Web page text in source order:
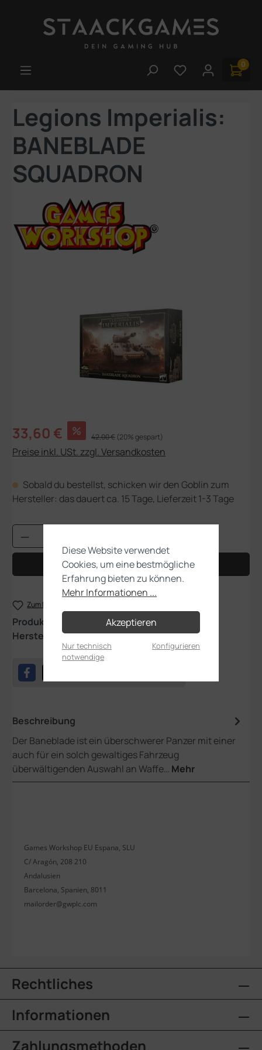
Du hast 0 0
Legions Imperialis:
BANEBLADE
SQUADRON
Verkaufspreis:
33,60 € % Regulärer Preis:
42,00 € (20% gespart)
Preise inkl. USt. zzgl. Versandkosten
Sobald du bestellst, schicken wir den Goblin zum
Hersteller: das dauert ca. 15 Tage, Lieferzeit 1-3 Tage
Produkt Anzahl: Gib den gewünschten
In den Warenkorb
Zum Merkzettel hinzufügen
Produktnummer:
03-13
Hersteller:
Games Workshop
Beschreibung
Der Baneblade ist ein überschwerer Panzer mit einer
auch für ein solch gewaltiges Fahrzeug
überwältigenden Auswahl an Waffe… Mehr
Games Workshop EU Espana, SLU
C/ Aragón, 208 210
Andalusien
Barcelona, Spanien, 8011
mailorder@gwplc.com
Rechtliches
Informationen
Zahlungsmethoden
Diese Website verwendet
Cookies, um eine bestmögliche
Erfahrung bieten zu können.
Mehr Informationen ...
Akzeptieren
Nur technisch
notwendige
Konfigurieren